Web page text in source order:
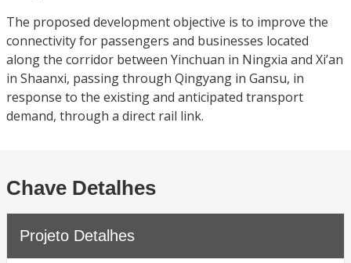
The proposed development objective is to improve the
connectivity for passengers and businesses located
along the corridor between Yinchuan in Ningxia and Xi’an
in Shaanxi, passing through Qingyang in Gansu, in
response to the existing and anticipated transport
demand, through a direct rail link.
Chave Detalhes
Projeto Detalhes